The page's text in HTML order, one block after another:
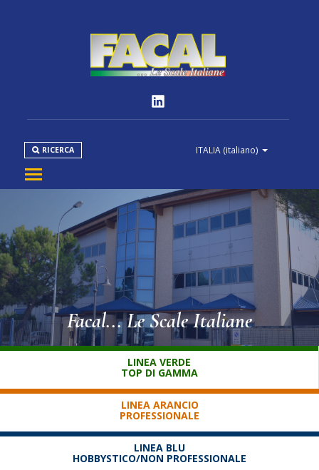
ITALIA (italiano)
RICERCA
PRODOTTI
NORMATIVE
MEDIA
DOWNLOAD
SERVIZIO CLIENTI
Facal... Le Scale Italiane
LINEA VERDE
TOP DI GAMMA
LINEA ARANCIO
PROFESSIONALE
LINEA BLU
HOBBYSTICO/NON PROFESSIONALE